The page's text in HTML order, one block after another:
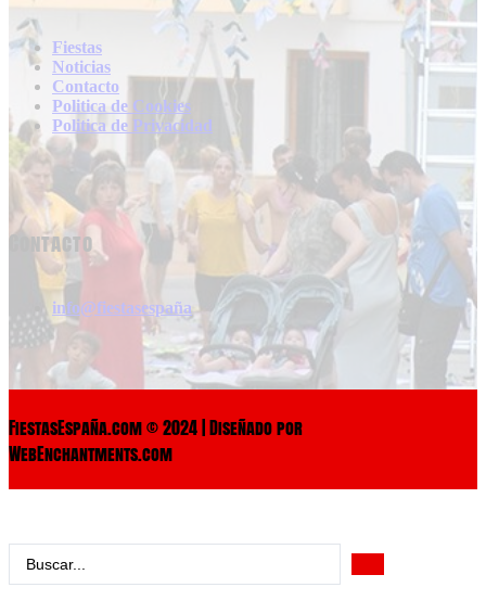
Fiestas
Noticias
Contacto
Politica de Cookies
Politica de Privacidad
Contacto
info@fiestasespaña
FiestasEspaña.com © 2024 | Diseñado por
WebEnchantments.com